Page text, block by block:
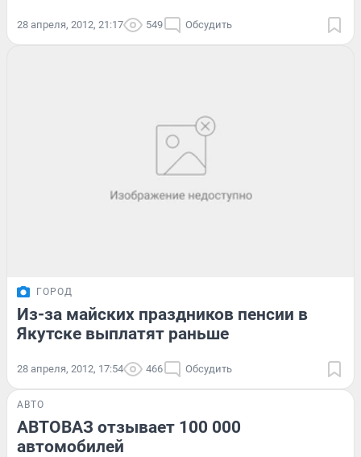
28 апреля, 2012, 21:17 549 Обсудить
ГОРОД
Из-за майских праздников пенсии в
Якутске выплатят раньше
28 апреля, 2012, 17:54 466 Обсудить
АВТО
АВТОВАЗ отзывает 100 000
автомобилей